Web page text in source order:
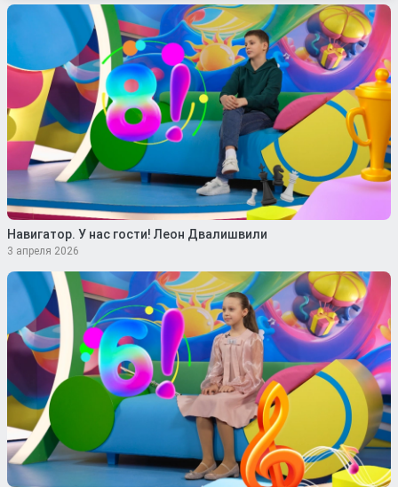
Навигатор. У нас гости! Леон Двалишвили
3 апреля 2026